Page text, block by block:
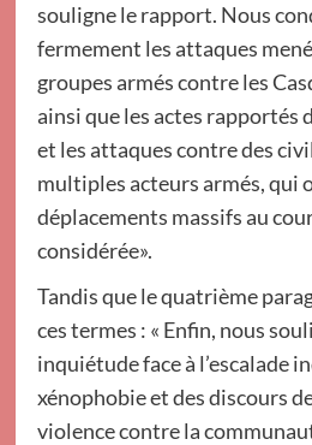
souligne le rapport. Nous
fermement les attaques
groupes armés contre les
ainsi que les actes rapportés
et les attaques contre des
multiples acteurs armés, qui
déplacements massifs au
considérée».
Tandis que le quatrième
ces termes : « Enfin, nous
inquiétude face à l’escalade
xénophobie et des discours
violence contre la